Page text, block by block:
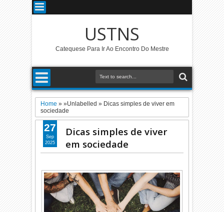
USTNS
Catequese Para Ir Ao Encontro Do Mestre
Home » »Unlabelled » Dicas simples de viver em
sociedade
Dicas simples de viver
em sociedade
27
Sep
2025